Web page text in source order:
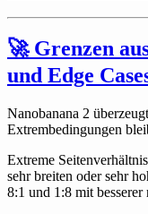
🚀 Grenzen
und Edge
Nanobanana 2
Extrembedingungen
Extreme
sehr breiten oder sehr
8:1 und 1:8 mit